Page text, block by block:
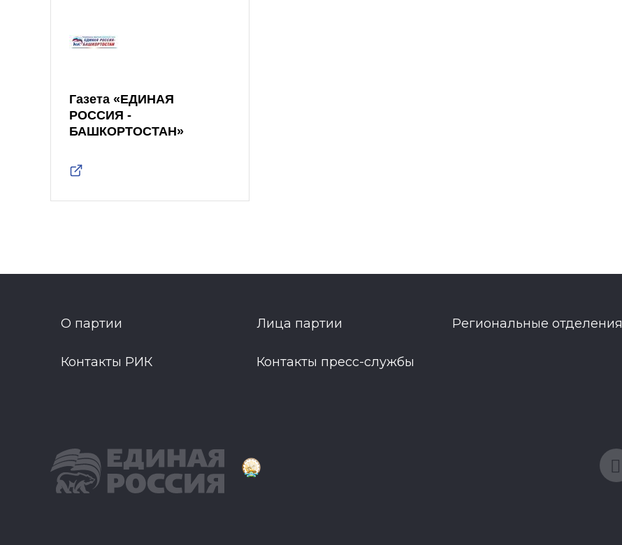
Газета «ЕДИНАЯ
РОССИЯ -
БАШКОРТОСТАН»
О партии Лица партии Региональные отделения
Контакты РИК Контакты пресс-службы